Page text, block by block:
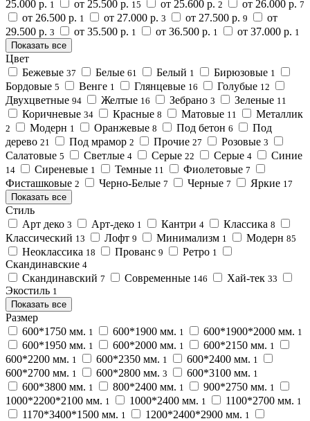
25.000 р. 1 от 25.500 р. 15 от 25.600 р. 2 от 26.000 р. 7
от 26.500 р. 1 от 27.000 р. 3 от 27.500 р. 9
от
29.500 р. 3 от 35.500 р. 1 от 36.500 р. 1 от 37.000 р. 1
Показать все
Цвет
Бежевые 37 Белые 61 Белый 1 Бирюзовые 1
Бордовые 5 Венге 1 Глянцевые 16 Голубые 12
Двухцветные 94 Желтые 16 Зебрано 3 Зеленые 11
Коричневые 34 Красные 8 Матовые 11 Металлик
2 Модерн 1 Оранжевые 8 Под бетон 6
Под
дерево 21 Под мрамор 2 Прочие 27 Розовые 3
Салатовые 5 Светлые 4 Серые 22 Серые 4 Синие
14 Сиреневые 1 Темные 11 Фиолетовые 7
Фисташковые 2 Черно-Белые 7 Черные 7 Яркие 17
Показать все
Стиль
Арт деко 3 Арт-деко 1 Кантри 4 Классика 8
Классический 13 Лофт 9 Минимализм 1 Модерн 85
Неоклассика 18 Прованс 9 Ретро 1
Скандинавские 4
Скандинавский 7 Современные 146 Хай-тек 33
Экостиль 1
Показать все
Размер
600*1750 мм. 1 600*1900 мм. 1 600*1900*2000 мм. 1
600*1950 мм. 1 600*2000 мм. 1 600*2150 мм. 1
600*2200 мм. 1 600*2350 мм. 1 600*2400 мм. 1
600*2700 мм. 1 600*2800 мм. 3 600*3100 мм. 1
600*3800 мм. 1 800*2400 мм. 1 900*2750 мм. 1
1000*2200*2100 мм. 1 1000*2400 мм. 1 1100*2700 мм. 1
1170*3400*1500 мм. 1 1200*2400*2900 мм. 1